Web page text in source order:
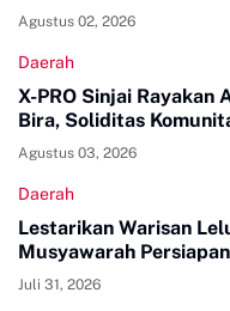
Agustus 02, 2026
Daerah
X-PRO Sinjai Rayakan
Bira, Soliditas
Agustus 03, 2026
Daerah
Lestarikan Warisan
Musyawarah
Juli 31, 2026